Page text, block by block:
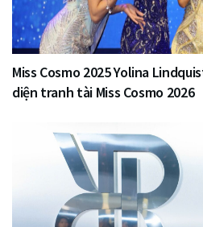
Miss Cosmo 2025 Yolina
diện tranh tài Miss Cosmo 2026